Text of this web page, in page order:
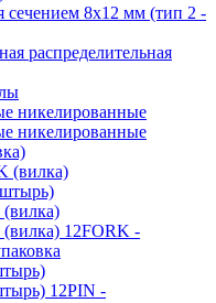
8х12 мм (тип 2 -
распределительная
никелированные
никелированные
(вилка)
12FORK -
12PIN -